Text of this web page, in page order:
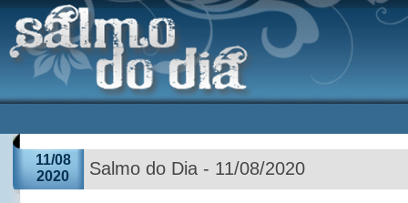
11/08
2020
Salmo do Dia - 11/08/2020